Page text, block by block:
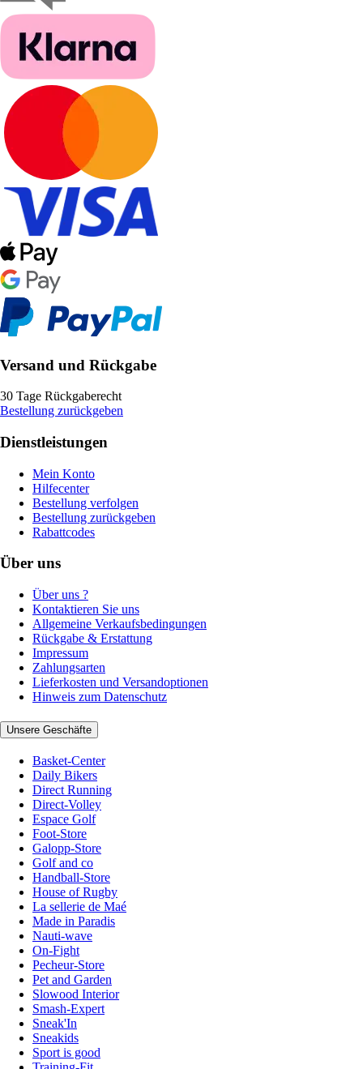
Versand und Rückgabe
30 Tage Rückgaberecht
Bestellung zurückgeben
Dienstleistungen
Mein Konto
Hilfecenter
Bestellung verfolgen
Bestellung zurückgeben
Rabattcodes
Über uns
Über uns ?
Kontaktieren Sie uns
Allgemeine Verkaufsbedingungen
Rückgabe & Erstattung
Impressum
Zahlungsarten
Lieferkosten und Versandoptionen
Hinweis zum Datenschutz
Unsere Geschäfte
Basket-Center
Daily Bikers
Direct Running
Direct-Volley
Espace Golf
Foot-Store
Galopp-Store
Golf and co
Handball-Store
House of Rugby
La sellerie de Maé
Made in Paradis
Nauti-wave
On-Fight
Pecheur-Store
Pet and Garden
Slowood Interior
Smash-Expert
Sneak'In
Sneakids
Sport is good